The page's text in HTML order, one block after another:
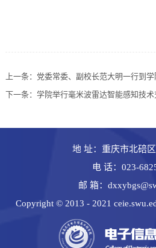
上一条： 党委常委、副校长范大明一行到
下一条： 学院举行毫米波雷达智能感知技
地 址：重庆市北碚
电 话：023-
邮 箱：
Copyright © 2013 - 2021